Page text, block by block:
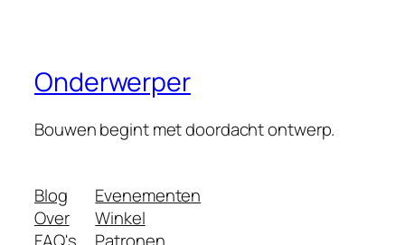
Onderwerper
Bouwen begint met doordacht ontwerp.
Blog
Over
Evenementen
Winkel